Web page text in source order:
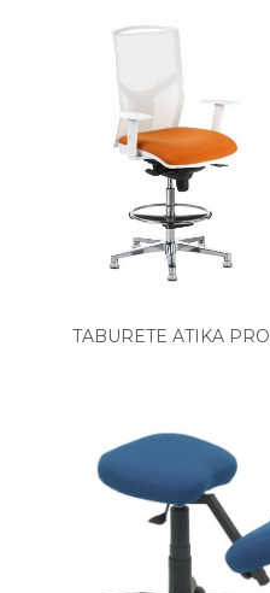
TABURETE ATIKA PRO